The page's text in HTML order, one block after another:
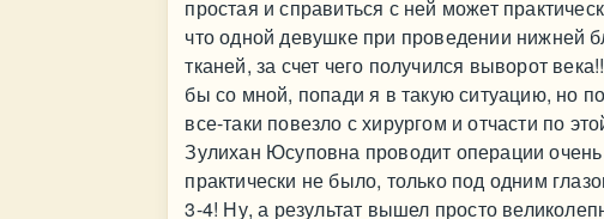
простая и справиться с ней может
что одной девушке при проведении нижней
тканей, за счет чего получился выворот
бы со мной, попади я в такую ситуацию, но
все-таки повезло с хирургом и отчасти по
Зулихан Юсуповна проводит операции
практически не было, только под одним
3-4! Ну, а результат вышел просто